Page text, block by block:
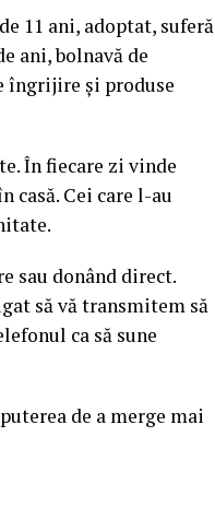
11 ani, adoptat, suferă
ani, bolnavă de
îngrijire și produse
În fiecare zi vinde
casă. Cei care l-au
sau donând direct.
să vă transmitem să
ca să sune
de a merge mai